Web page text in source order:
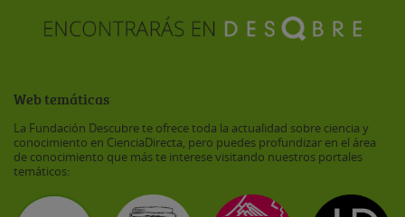
Web temáticas
La Fundación Descubre te ofrece toda la actualidad sobre ciencia y
conocimiento en CienciaDirecta, pero puedes profundizar en el área
de conocimiento que más te interese visitando nuestros portales
temáticos: